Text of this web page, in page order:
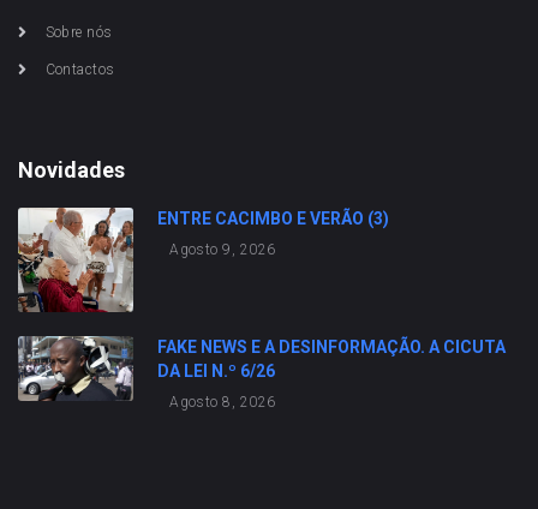
Sobre nós
Contactos
Novidades
ENTRE CACIMBO E VERÃO (3)
Agosto 9, 2026
FAKE NEWS E A DESINFORMAÇÃO. A CICUTA
DA LEI N.º 6/26
Agosto 8, 2026